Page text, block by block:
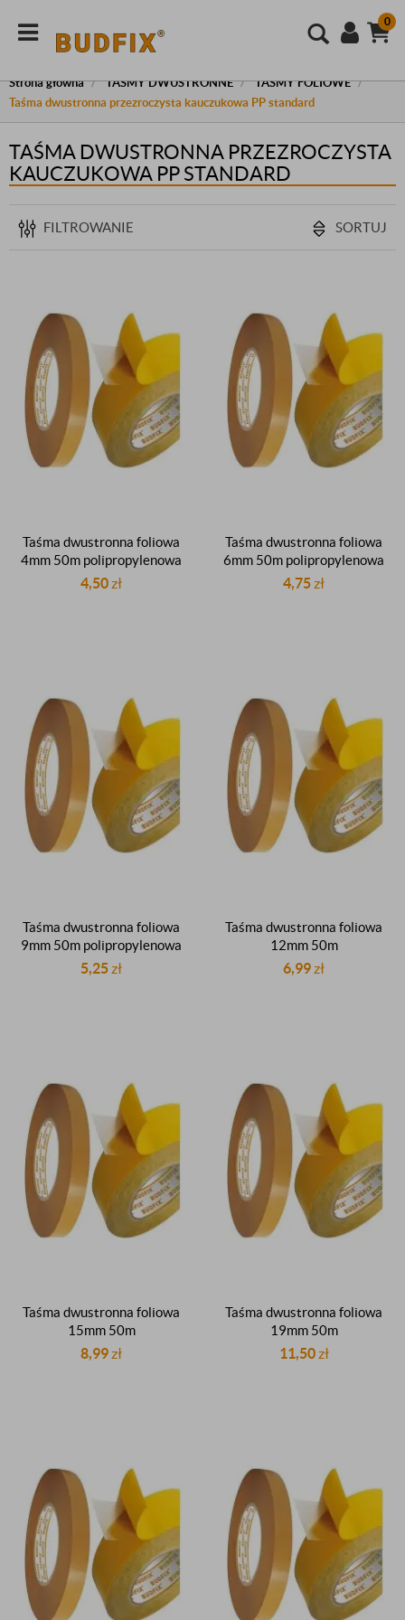
0
Strona główna TAŚMY DWUSTRONNE
TAŚMY FOLIOWE
Taśma dwustronna przezroczysta kauczukowa PP standard
TAŚMA DWUSTRONNA PRZEZROCZYSTA
KAUCZUKOWA PP STANDARD
FILTROWANIE SORTUJ
Taśma dwustronna foliowa
4mm 50m polipropylenowa
PP dwustronnie klejąca
4,50zł
Taśma dwustronna foliowa
6mm 50m polipropylenowa
PP dwustronnie klejąca
4,75zł
Taśma dwustronna foliowa
9mm 50m polipropylenowa
PP dwustronnie klejąca
5,25zł
Taśma dwustronna foliowa
12mm 50m
polipropylenowa PP
6,99zł
Taśma dwustronna foliowa
15mm 50m
polipropylenowa PP
8,99zł
Taśma dwustronna foliowa
19mm 50m
polipropylenowa PP
11,50zł